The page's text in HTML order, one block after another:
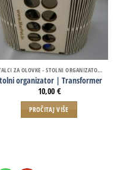
STALCI ZA OLOVKE - STOLNI ORGANIZATORI
organizator | Transformer
10,00 €
PROČITAJ VIŠE